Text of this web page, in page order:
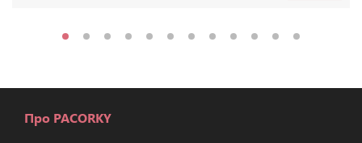
Про PACORKY